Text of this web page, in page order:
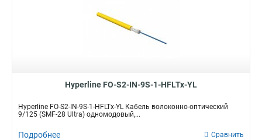
Hyperline FO-S2-IN-9S-1-HFLTx-YL
Hyperline FO-S2-IN-9S-1-HFLTx-YL Кабель волоконно-оптический
9/125 (SMF-28 Ultra) одномодовый,...
Подробнее Сравнить